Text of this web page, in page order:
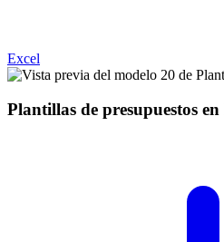
Excel
Plantillas de presupuestos